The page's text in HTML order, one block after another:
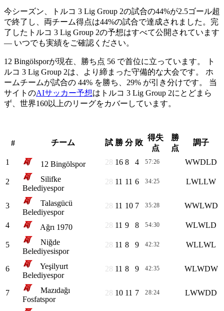
今シーズン、トルコ 3 Lig Group 2の試合の44%が2.5ゴール超
で終了し、両チーム得点は44%の試合で達成されました。完
了したトルコ 3 Lig Group 2の予想はすべて公開されています
— いつでも実績をご確認ください。
12 Bingölsporが現在、勝ち点 56 で首位に立っています。 ト
ルコ 3 Lig Group 2は、より締まった守備的な大会です。 ホ
ームチームが試合の 44% を勝ち、29% が引き分けです。 当
サイトのAIサッカー予想はトルコ 3 Lig Group 2にとどまら
ず、世界160以上のリーグをカバーしています。
# チーム 試 勝 分 敗
得失
点
勝
点
調子
1 12 Bingölspor 28 16 8 4 57:26 WWDLD
2
Silifke
Belediyespor
28 11 11 6 34:25 LWLLW
3
Talasgücü
Belediyespor
28 11 10 7 35:28 WWLWD
4 Ağrı 1970 28 11 9 8 54:30 WLWLD
5
Niğde
Belediyesispor
28 11 8 9 42:32 WLLWL
6
Yeşilyurt
Belediyespor
28 11 8 9 42:35 WLWDW
7
Mazıdağı
Fosfatspor
28 10 11 7 28:24 LWWDD